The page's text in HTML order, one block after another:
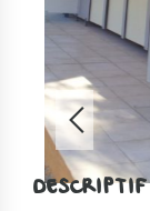
DESCRIPTIF